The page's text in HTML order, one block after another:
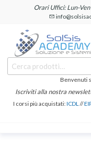
contenuto
Orari Uffici: Lun-
SOLSIS
Academy
Corsi e
Certificazioni
Linguistiche
Benvenuti
Iscriviti alla nostra
I corsi più acquistati:ICDL//